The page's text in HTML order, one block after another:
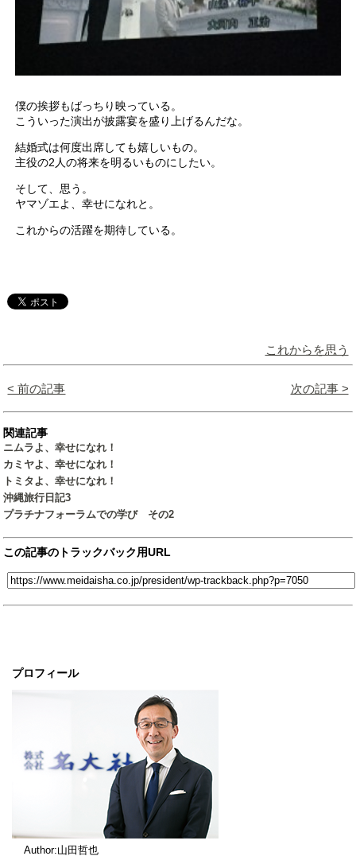
プロフィール
Author:山田哲也
僕の挨拶もばっちり映っている。
こういった演出が披露宴を盛り上げるんだな。
結婚式は何度出席しても嬉しいもの。
主役の2人の将来を明るいものにしたい。
そして、思う。
ヤマゾエよ、幸せになれと。
これからの活躍を期待している。
これからを思う
< 前の記事 次の記事 >
関連記事
ニムラよ、幸せになれ！
カミヤよ、幸せになれ！
トミタよ、幸せになれ！
沖縄旅行日記3
プラチナフォーラムでの学び その2
この記事のトラックバック用URL